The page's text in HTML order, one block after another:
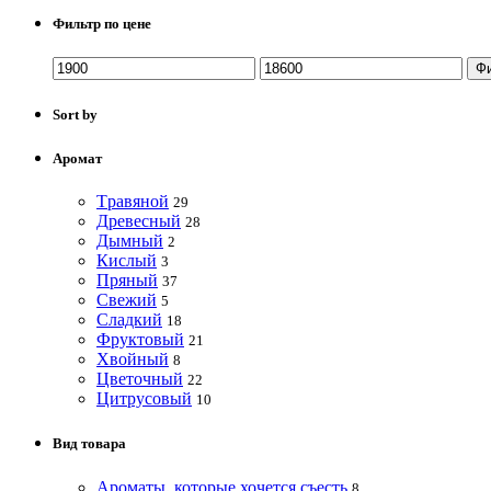
Фильтр по цене
Sort by
Аромат
Tравяной 29
Древесный 28
Дымный 2
Кислый 3
Пряный 37
Свежий 5
Сладкий 18
Фруктовый 21
Хвойный 8
Цветочный 22
Цитрусовый 10
Вид товара
Ароматы, которые хочется съесть